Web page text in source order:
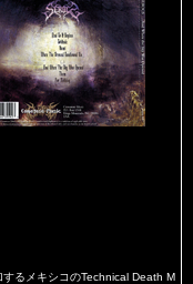
るメキシコのTechnical Death M